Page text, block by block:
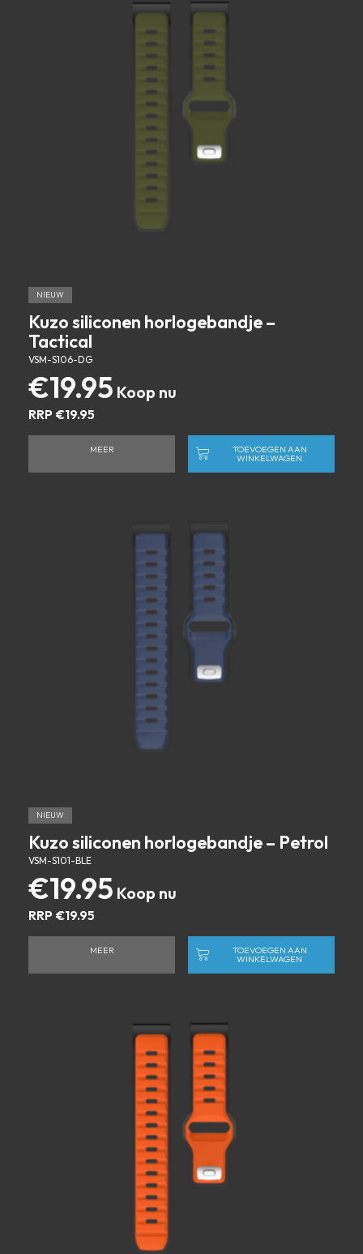
NIEUW
Kuzo siliconen horlogebandje –
Tactical
VSM-S106-DG
€19.95
RRP €19.95
MEER TOEVOEGEN AAN
WINKELWAGEN
NIEUW
Kuzo siliconen horlogebandje – Petrol
VSM-S101-BLE
€19.95
RRP €19.95
MEER TOEVOEGEN AAN
WINKELWAGEN